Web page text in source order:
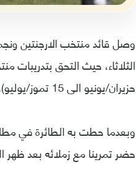
وصل قائد منتخب الارجنتين
حزيران/يونيو الى 15 تموز/يوليو).
وبعدما حطت به الطائرة في
حضر تمرينا مع زملائه بعد